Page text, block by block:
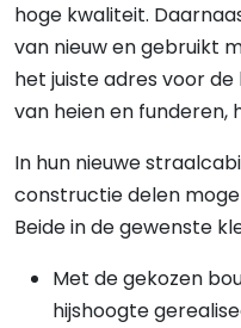
hoge kwaliteit.
van nieuw en gebruikt
het juiste adres voor
van heien en funderen,
In hun nieuwe
constructie delen
Beide in de gewenste
Met de gekozen
hijshoogte